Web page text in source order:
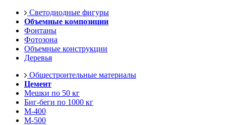
Светодиодные фигуры
Объемные композиции
Фонтаны
Фотозона
Объемные конструкции
Деревья
Общестроительные материалы
Цемент
Мешки по 50 кг
Биг-беги по 1000 кг
М-400
М-500